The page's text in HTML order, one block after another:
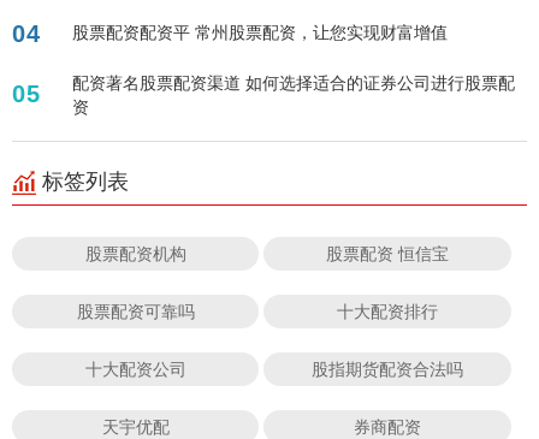
04 股票配资配资平 常州股票配资，让您实现财富增值
05
配资著名股票配资渠道 如何选择适合的证券公司进行股票配
资
标签列表
股票配资机构 股票配资 恒信宝
股票配资可靠吗 十大配资排行
十大配资公司 股指期货配资合法吗
天宇优配 券商配资